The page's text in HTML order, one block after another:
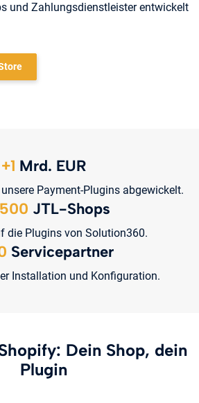
und Zahlungsdienstleister entwickelt
+1 Mrd. EUR
Payment-Plugins abgewickelt.
JTL-Shops
die Plugins von Solution360.
Servicepartner
Installation und Konfiguration.
Dein Shop, dein
Plugin